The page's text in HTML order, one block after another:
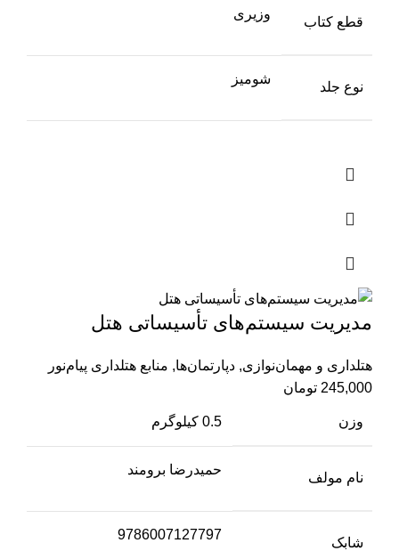
قطع کتاب
وزیری
نوع جلد
شومیز
مدیریت سیستم‌‌های تأسیساتی هتل
هتلداری و مهمان‌نوازی, دپارتمان‌ها, منابع هتلداری پیام‌نور
245,000 تومان
وزن 0.5 کیلوگرم
نام مولف
حمیدرضا برومند
شابک
9786007127797